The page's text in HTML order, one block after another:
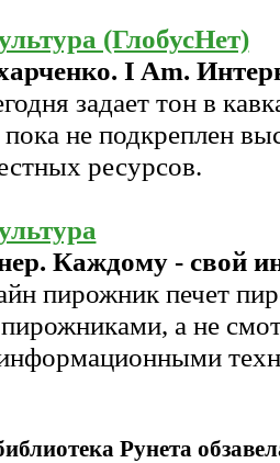
(ГлобусНет)
I Am.
задает тон в
пока не подкреплен
ресурсов.
Каждому - свой
пирожник печет
а не
Рунета